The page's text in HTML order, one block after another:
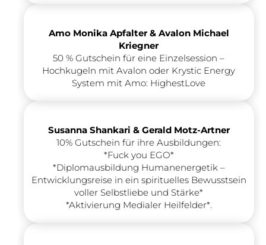
Amo Monika Apfalter & Avalon Michael
Kriegner
50 % Gutschein für eine Einzelsession –
Hochkugeln mit Avalon oder Krystic Energy
System mit Amo: HighestLove
Susanna Shankari & Gerald Motz-Artner
10%Gutschein für ihre Ausbildungen:
*Fuck you EGO*
*Diplomausbildung Humanenergetik –
Entwicklungsreise in ein spirituelles Bewusstsein
voller Selbstliebe und Stärke*
*Aktivierung Medialer Heilfelder*.